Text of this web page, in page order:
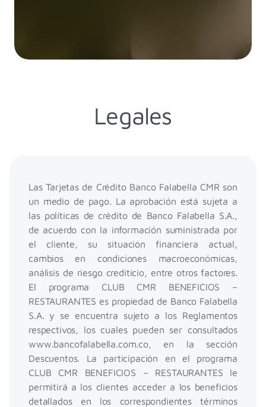
Legales
Las Tarjetas de Crédito Banco Falabella CMR son
un medio de pago. La aprobación está sujeta a
las políticas de crédito de Banco Falabella S.A.,
de acuerdo con la información suministrada por
el cliente, su situación financiera actual,
cambios en condiciones macroeconómicas,
análisis de riesgo crediticio, entre otros factores.
El programa CLUB CMR BENEFICIOS –
RESTAURANTES es propiedad de Banco Falabella
S.A. y se encuentra sujeto a los Reglamentos
respectivos, los cuales pueden ser consultados
www.bancofalabella.com.co, en la sección
Descuentos. La participación en el programa
CLUB CMR BENEFICIOS – RESTAURANTES le
permitirá a los clientes acceder a los beneficios
detallados en los correspondientes términos